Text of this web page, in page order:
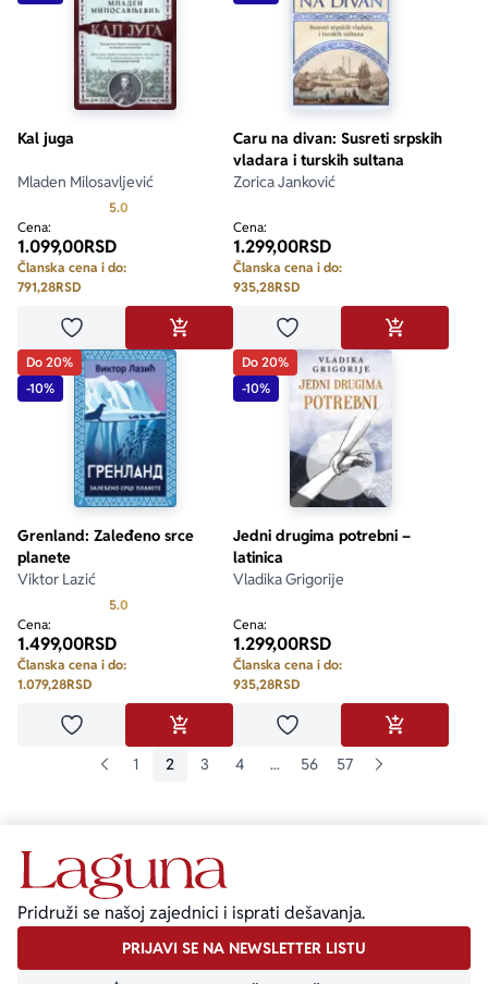
Kal juga
Mladen Milosavljević
5.0
Cena:
1.099,00RSD
Članska cena i do:
791,28RSD
Dodaj u omiljeneDODAJ U KORPU
Caru na divan: Susreti srpskih
vladara i turskih sultana
Zorica Janković
Cena:
1.299,00RSD
Članska cena i do:
935,28RSD
Dodaj u omiljeneDODAJ U
Do 20%
-10%
Grenland: Zaleđeno srce
planete
Viktor Lazić
5.0
Cena:
1.499,00RSD
Članska cena i do:
1.079,28RSD
Dodaj u omiljeneDODAJ U KORPU
Do 20%
-10%
Jedni drugima potrebni –
latinica
Vladika Grigorije
Cena:
1.299,00RSD
Članska cena i do:
935,28RSD
Dodaj u omiljeneDODAJ U
1
2 3 4 ... 56 57
Pridruži se našoj zajednici i isprati dešavanja.
PRIJAVI SE NA NEWSLETTER LISTU